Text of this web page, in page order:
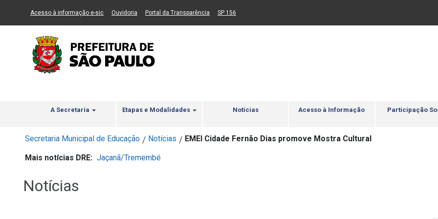
Ir ao Conteúdo Ir para menu principal 2 Ir para busca Ir para rodapé
Acesso à informação e-sic(Link para um novo sítio)
Ouvidoria (Link para um novo sítio)
Portal da Transparência (Link para um novo sítio)
SP 156
A Secretaria Etapas e Modalidades Notícias Acesso à Informação Participação
Secretaria Municipal de Educação / Notícias / EMEI Cidade Fernão Dias promove Mostra Cultural
Mais notícias DRE: Jaçanã/Tremembé
Notícias